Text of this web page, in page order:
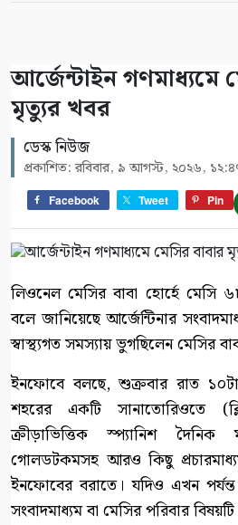
আর্জেন্টাইন গণমাধ্যমে
মৃত্যুর খবর
ডেস্ক নিউজ
প্রকাশিত: রবিবার, ৯ আগস্ট, ২০২৬, ১২:৪৭
Facebook Tweet Pin
লিওনেল মেসির বাবা হোর্হে মেসি
বলে জানিয়েছে আর্জেন্টিনার
স্বাস্থ্যগত সমস্যায় ভুগছিলেন মেসির
ইনফোবে বলছে, শুক্রবার রাত
শহরের একটি সানাতোরিওতে
ক্রীড়াভিত্তিক স্প্যানিশ দৈনিক
গোলডটকমসহ আরও কিছু
ইনফোবের বরাতে। যদিও এখন
সংবাদমাধ্যম বা মেসির পরিবার